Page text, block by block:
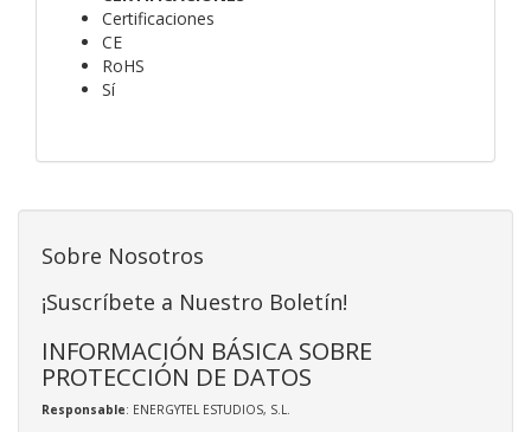
Certificaciones
CE
RoHS
Sí
Sobre Nosotros
¡Suscríbete a Nuestro Boletín!
INFORMACIÓN BÁSICA SOBRE
PROTECCIÓN DE DATOS
Responsable: ENERGYTEL ESTUDIOS, S.L.